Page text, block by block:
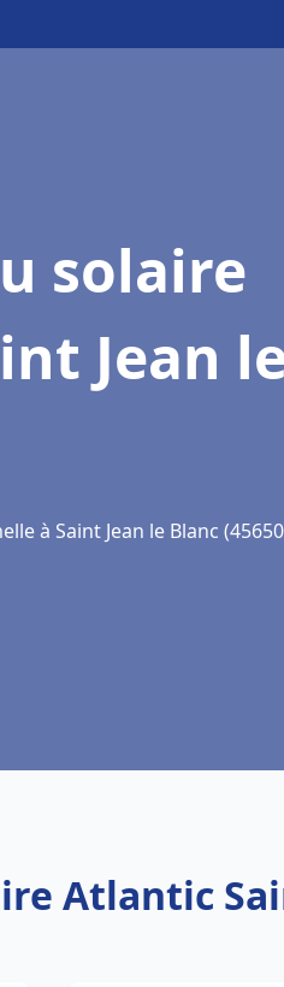
solaire
Jean
à Saint Jean le Blanc
Atlantic